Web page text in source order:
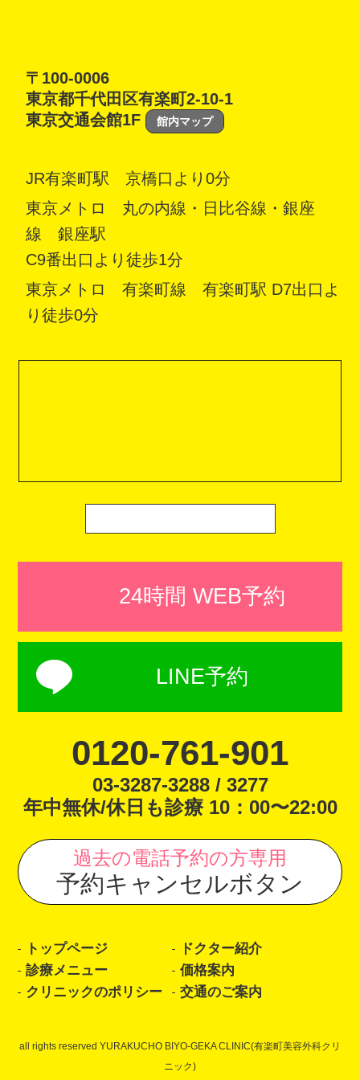
〒100-0006
東京都千代田区有楽町2-10-1
東京交通会館1F
館内マップ
JR有楽町駅 京橋口より0分
東京メトロ 丸の内線・日比谷線・銀座
線 銀座駅
C9番出口より徒歩1分
東京メトロ 有楽町線 有楽町駅 D7出口よ
り徒歩0分
24時間 WEB予約
LINE予約
0120-761-901
03-3287-3288 / 3277
年中無休/休日も診療 10：00〜22:00
過去の電話予約の方専用
予約キャンセルボタン
トップページ
ドクター紹介
診療メニュー
価格案内
クリニックのポリシー
交通のご案内
all rights reserved YURAKUCHO BIYO-GEKA CLINIC(有楽町美容外科クリ
ニック)